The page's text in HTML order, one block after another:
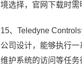
境选择，官网下载时需
15、Teledyne
公司设计，能够执行
维护系统的访问等任务